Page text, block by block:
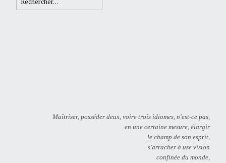
Maïtriser, posséder deux, voire trois idiomes, n'est-ce pas,
en une certaine mesure, élargir
le champ de son esprit,
s'arracher à use vision
confinée du monde,